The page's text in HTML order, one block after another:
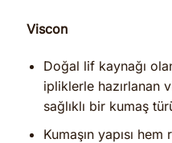
Viscon
Doğal lif kaynağı
ipliklerle hazırlanan
sağlıklı bir kumaş
Kumaşın yapısı